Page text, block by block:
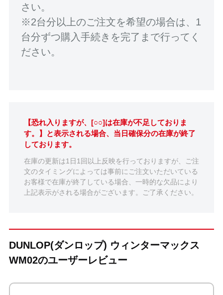
さい。
※2台分以上のご注文を希望の場合は、1
台分ずつ購入手続きを完了まで行ってく
ださい。
【恐れ入りますが、[○○]は在庫が不足しておりま
す。】と表示される場合、当日確保分の在庫が終了
しております。
在庫の更新は1日1回以上反映を行っておりますが、ご注
文のタイミングによっては事前にご注文いただいている
お客様で在庫が終了している場合、一時的な欠品により
上記表示がされる場合がございます。ご了承ください。
DUNLOP(ダンロップ) ウィンターマックス
WM02のユーザーレビュー